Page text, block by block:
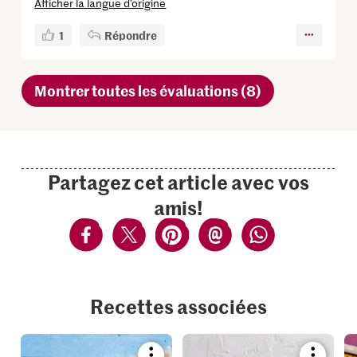
1 Répondre
Montrer toutes les évaluations (8)
Partagez cet article avec vos
amis!
Recettes associées